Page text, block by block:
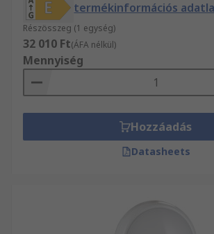
termékinformációs
Részösszeg (1 egység)
32 010 Ft(ÁFA nélkül)
Mennyiség
Hozzáadás
Datasheets